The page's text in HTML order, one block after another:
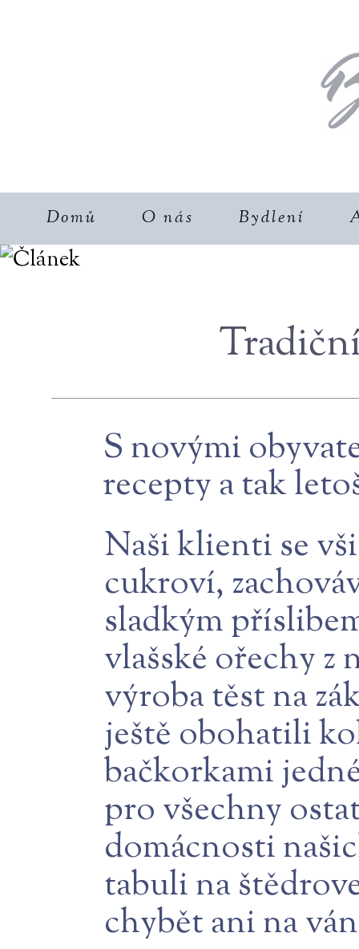
Domů O nás Bydlení
S novými
recepty a tak
Naši klienti se
cukroví,
sladkým
vlašské ořechy z
výroba těst na
ještě obohatili
bačkorkami
pro všechny
domácnosti
tabuli na
chybět ani na